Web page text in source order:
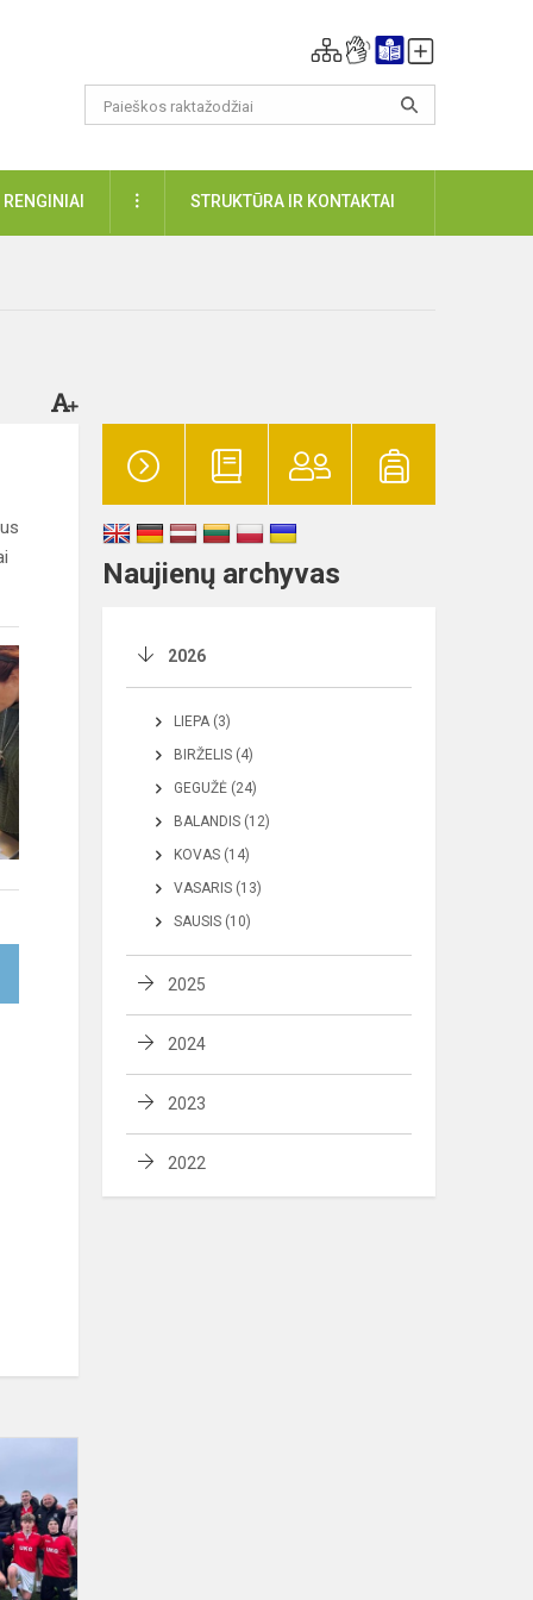
RENGINIAI DAUGIAUSTRUKTŪRA IR KONTAKTAI
varžybos
Naujienų archyvas
2026
LIEPA (3)
BIRŽELIS (4)
GEGUŽĖ (24)
BALANDIS (12)
KOVAS (14)
VASARIS (13)
SAUSIS (10)
2025
2024
2023
2022